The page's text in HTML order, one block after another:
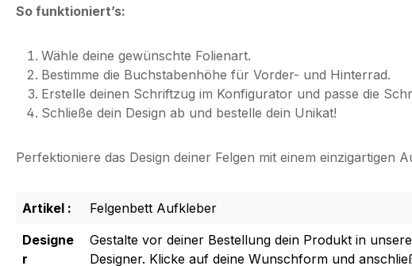
So funktioniert’s:
Wähle deine gewünschte Folienart.
Bestimme die Buchstabenhöhe für Vorder- und Hinterrad.
Erstelle deinen Schriftzug im Konfigurator und passe die
Schließe dein Design ab und bestelle dein Unikat!
Perfektioniere das Design deiner Felgen mit einem einzigartigen
Artikel :
Felgenbett Aufkleber
Designe
r
Gestalte vor deiner Bestellung dein Produkt in
Designer. Klicke auf deine Wunschform und